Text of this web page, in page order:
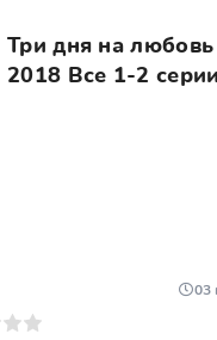
Три дня на
2018 Все 1-2
03